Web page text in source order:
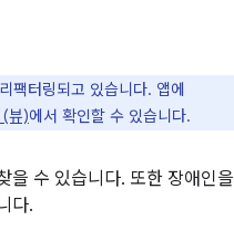
터링되고 있습니다. 앱에
뷰)에서 확인할 수 있습니다.
을 수 있습니다. 또한 장애인을
다.